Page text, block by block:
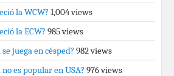
la WCW? 1,004 views
la ECW? 985 views
juega en césped? 982 views
es popular en USA? 976 views